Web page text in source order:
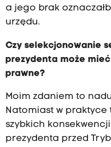
a jego brak
urzędu.
Czy selekcjonowanie
prezydenta może
prawne?
Moim zdaniem to
Natomiast w
szybkich
prezydenta przed